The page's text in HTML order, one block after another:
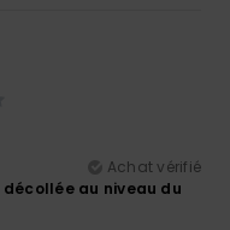
Achat vérifié
au niveau du